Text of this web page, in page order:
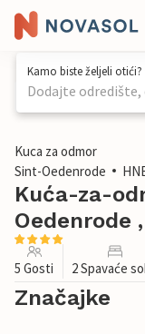
Kamo biste željeli otići?
Dodajte
1 / 17
Kuca za odmor
Sint-Oedenrode
Kuća-za-
Oedenrode
5 Gosti 2 Spavaće
Značajke